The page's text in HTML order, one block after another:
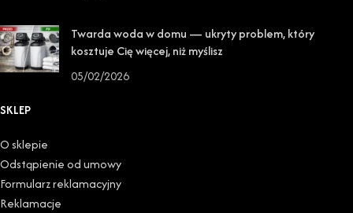
Twarda woda w domu — ukryty problem, który
kosztuje Cię więcej, niż myślisz
05/02/2026
SKLEP
O sklepie
Odstąpienie od umowy
Formularz reklamacyjny
Reklamacje